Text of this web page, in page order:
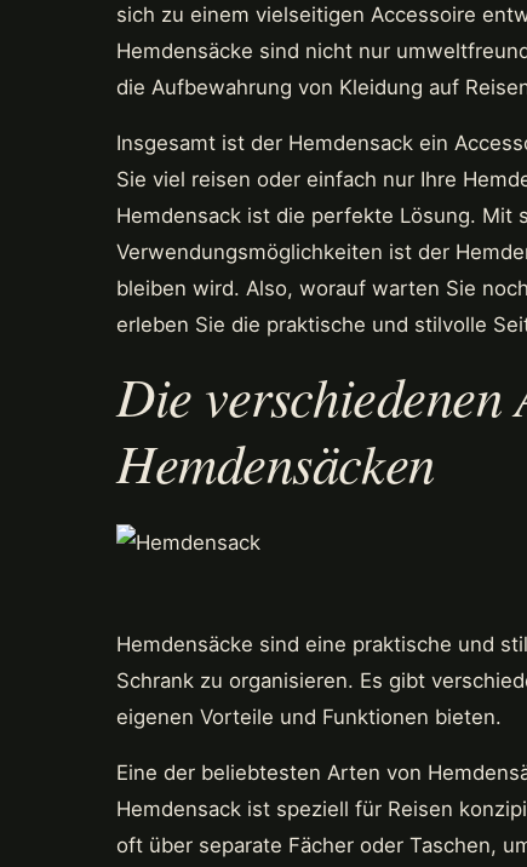
sich zu einem vielseitigen Accessoire
Hemdensäcke sind nicht nur
die Aufbewahrung von Kleidung auf
Insgesamt ist der Hemdensack ein
Sie viel reisen oder einfach nur Ihre
Hemdensack ist die perfekte Lösung. Mit
Verwendungsmöglichkeiten ist der
bleiben wird. Also, worauf warten Sie
erleben Sie die praktische und stilvolle
Die verschiedenen
Hemdensäcken
Hemdensäcke sind eine praktische und
Schrank zu organisieren. Es gibt
eigenen Vorteile und Funktionen bieten.
Eine der beliebtesten Arten von
Hemdensack ist speziell für Reisen
oft über separate Fächer oder Taschen,